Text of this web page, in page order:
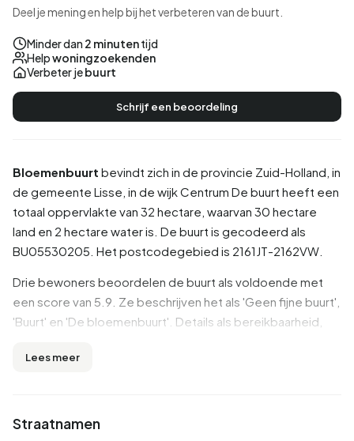
Bloemenbuurt bevindt zich in de provincie Zuid-Holland , in
de gemeente Lisse , in de wijkCentrum De buurt heeft een
totaal oppervlakte van 32 hectare, waarvan 30 hectare
land en 2 hectare water is. De buurt is gecodeerd als
BU05530205. Het postcodegebied is 2161JT-2162VW.
Drie bewoners beoordelen de buurt als voldoende met
een score van 5.9. Ze beschrijven het als 'Geen fijne buurt',
'Buurt' en 'De bloemenbuurt'. Details als bereikbaarheid,
buurt, terwijl gemeenschap en huisvesting minder goed
Inwoners
Lees meer
Straatnamen
Deel je mening en help bij het verbeteren van de buurt.
Minder dan 2 minutentijd
Helpwoningzoekenden
Verbeter jebuurt
Schrijf een beoordeling